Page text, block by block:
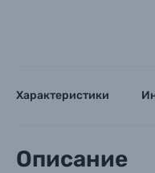
Вспышки
Оптические
Характеристики
Описание